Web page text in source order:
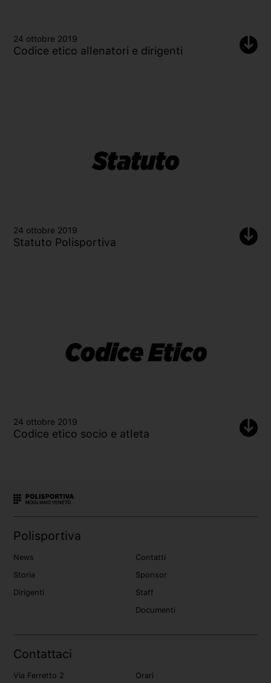
24 ottobre 2019
Codice etico allenatori e dirigenti
24 ottobre 2019
Statuto Polisportiva
24 ottobre 2019
Codice etico socio e atleta
Polisportiva
News
Storia
Dirigenti
Contatti
Sponsor
Staff
Documenti
Contattaci
Via Ferretto 2
Orari